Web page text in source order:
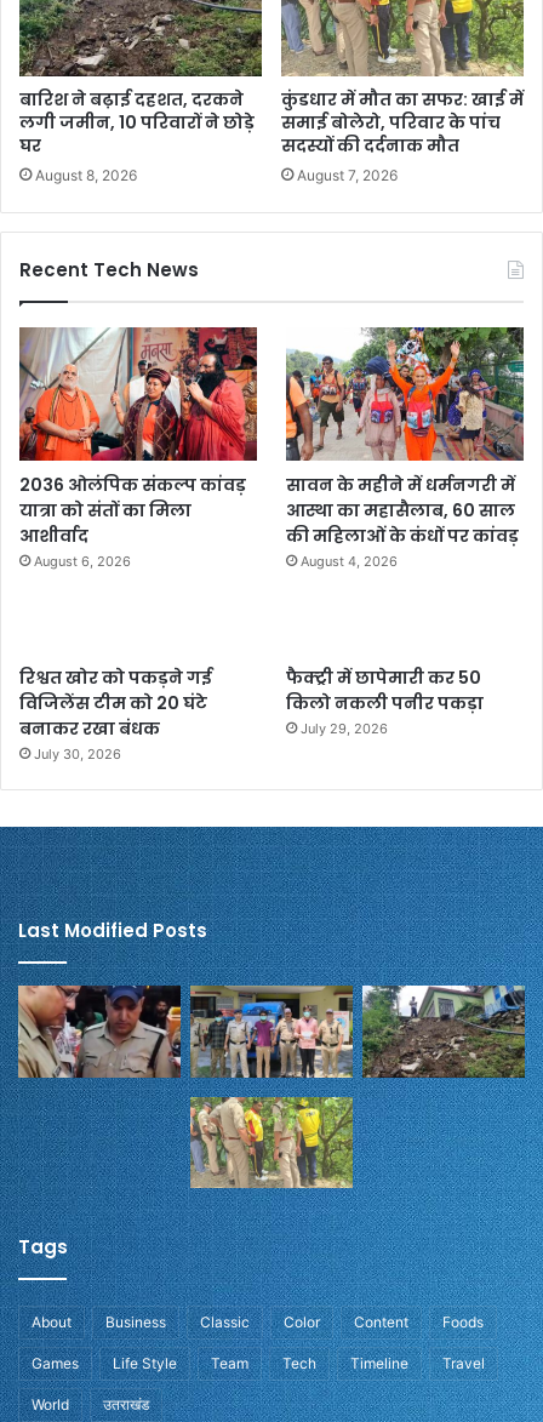
बारिश ने बढ़ाई दहशत, दरकने
लगी जमीन, 10 परिवारों ने छोड़े
घर
August 8, 2026
कुंडधार में मौत का सफर: खाई में
समाई बोलेरो, परिवार के पांच
सदस्यों की दर्दनाक मौत
August 7, 2026
Recent Tech News
2036 ओलंपिक संकल्प कांवड़
यात्रा को संतों का मिला
आशीर्वाद
August 6, 2026
सावन के महीने में धर्मनगरी में
आस्था का महासैलाब, 60 साल
की महिलाओं के कंधों पर कांवड़
August 4, 2026
रिश्वत खोर को पकड़ने गई
विजिलेंस टीम को 20 घंटे
बनाकर रखा बंधक
July 30, 2026
फैक्ट्री में छापेमारी कर 50
किलो नकली पनीर पकड़ा
July 29, 2026
Last Modified Posts
Tags
About Business Classic Color Content Foods
Games Life Style Team Tech Timeline Travel
World उतराखंड